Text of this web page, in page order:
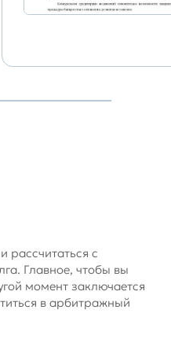
рассчитаться с
Главное, чтобы вы
момент заключается
в арбитражный